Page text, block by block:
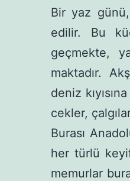
Bir yaz günü,
edilir. Bu
geçmekte,
maktadır.
deniz
cekler,
Burası
her türlü
memurlar